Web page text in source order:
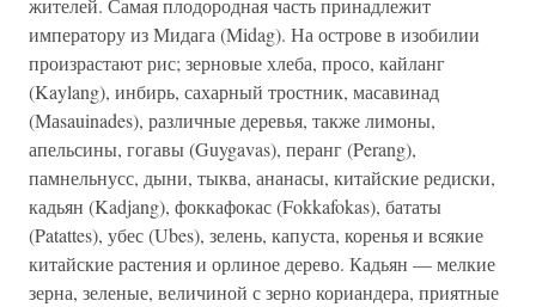
жителей. Самая плодородная часть принадлежит
императору из Мидага (Midag). На острове в изобилии
произрастают рис; зерновые хлеба, просо, кайланг
(Kaylang), инбирь, сахарный тростник, масавинад
(Маsauinades), различные деревья, также лимоны,
апельсины, гогавы (Guygavas), перанг (Perang),
памнельнусс, дыни, тыква, ананасы, китайские редиски,
кадьян (Kadjang), фоккафокас (Fokkafokas), бататы
(Patattes), убес (Ubes), зелень, капуста, коренья и всякие
китайские растения и орлиное дерево. Кадьян — мелкие
зерна, зеленые, величиной с зерно кориандера, приятные